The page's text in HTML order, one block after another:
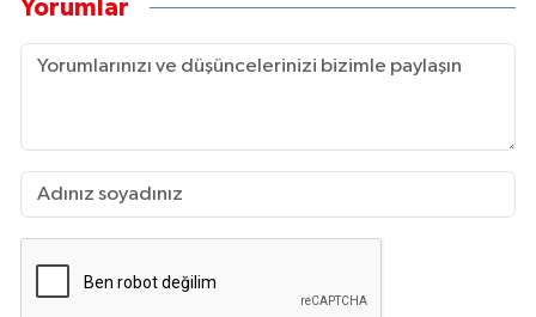
Yorumlar